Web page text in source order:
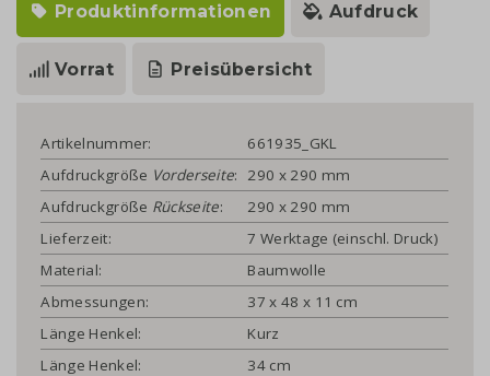
Produktinformationen Aufdruck
Vorrat Preisübersicht
Artikelnummer:
661935_GKL
Aufdruckgröße Vorderseite:
290 x 290 mm
Aufdruckgröße Rückseite:
290 x 290 mm
Lieferzeit:
7 Werktage (einschl. Druck)
Material:
Baumwolle
Abmessungen:
37 x 48 x 11 cm
Länge Henkel:
Kurz
Länge Henkel:
34 cm